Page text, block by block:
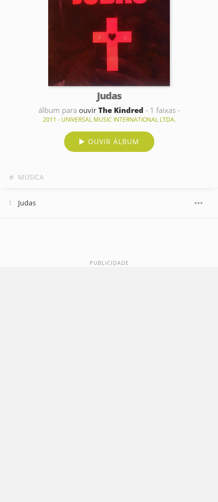
Judas
álbum para ouvir The Kindred - 1 faixas -
2011 - UNIVERSAL MUSIC INTERNATIONAL LTDA.
OUVIR ÁLBUM
# MÚSICA
Judas